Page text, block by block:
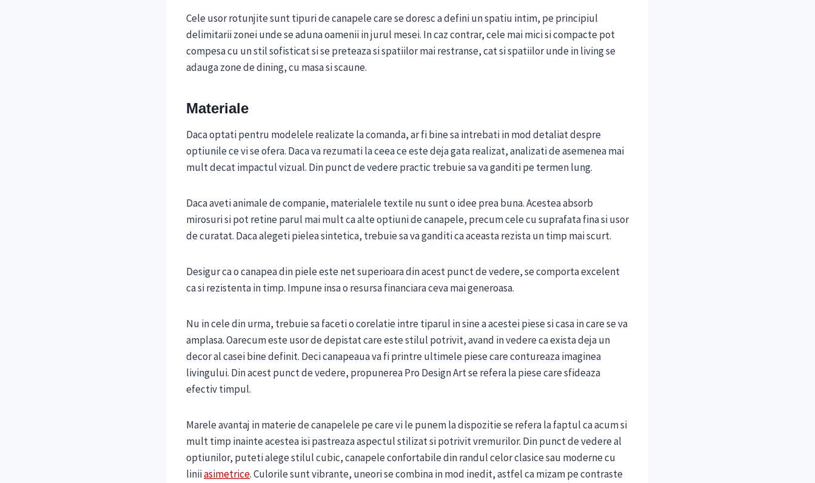
Cele usor rotunjite sunt tipuri de canapele care se doresc a defini un spatiu intim, pe principiul
delimitarii zonei unde se aduna oamenii in jurul mesei. In caz contrar, cele mai mici si compacte pot
compesa cu un stil sofisticat si se preteaza si spatiilor mai restranse, cat si spatiilor unde in living se
adauga zone de dining, cu masa si scaune.
Materiale
Daca optati pentru modelele realizate la comanda, ar fi bine sa intrebati in mod detaliat despre
optiunile ce vi se ofera. Daca va rezumati la ceea ce este deja gata realizat, analizati de asemenea mai
mult decat impactul vizual. Din punct de vedere practic trebuie sa va ganditi pe termen lung.
Daca aveti animale de companie, materialele textile nu sunt o idee prea buna. Acestea absorb
mirosuri si pot retine parul mai mult ca alte optiuni de canapele, precum cele cu suprafata fina si usor
de curatat. Daca alegeti pielea sintetica, trebuie sa va ganditi ca aceasta rezista un timp mai scurt.
Desigur ca o canapea din piele este net superioara din acest punct de vedere, se comporta excelent
ca si rezistenta in timp. Impune insa o resursa financiara ceva mai generoasa.
Nu in cele din urma, trebuie sa faceti o corelatie intre tiparul in sine a acestei piese si casa in care se va
amplasa. Oarecum este usor de depistat care este stilul potrivit, avand in vedere ca exista deja un
decor al casei bine definit. Deci canapeaua va fi printre ultimele piese care contureaza imaginea
livingului. Din acest punct de vedere, propunerea Pro Design Art se refera la piese care sfideaza
efectiv timpul.
Marele avantaj in materie de canapelele pe care vi le punem la dispozitie se refera la faptul ca acum si
mult timp inainte acestea isi pastreaza aspectul stilizat si potrivit vremurilor. Din punct de vedere al
optiunilor, puteti alege stilul cubic, canapele confortabile din randul celor clasice sau moderne cu
liniiasimetrice. Culorile sunt vibrante, uneori se combina in mod inedit, astfel ca mizam pe contraste